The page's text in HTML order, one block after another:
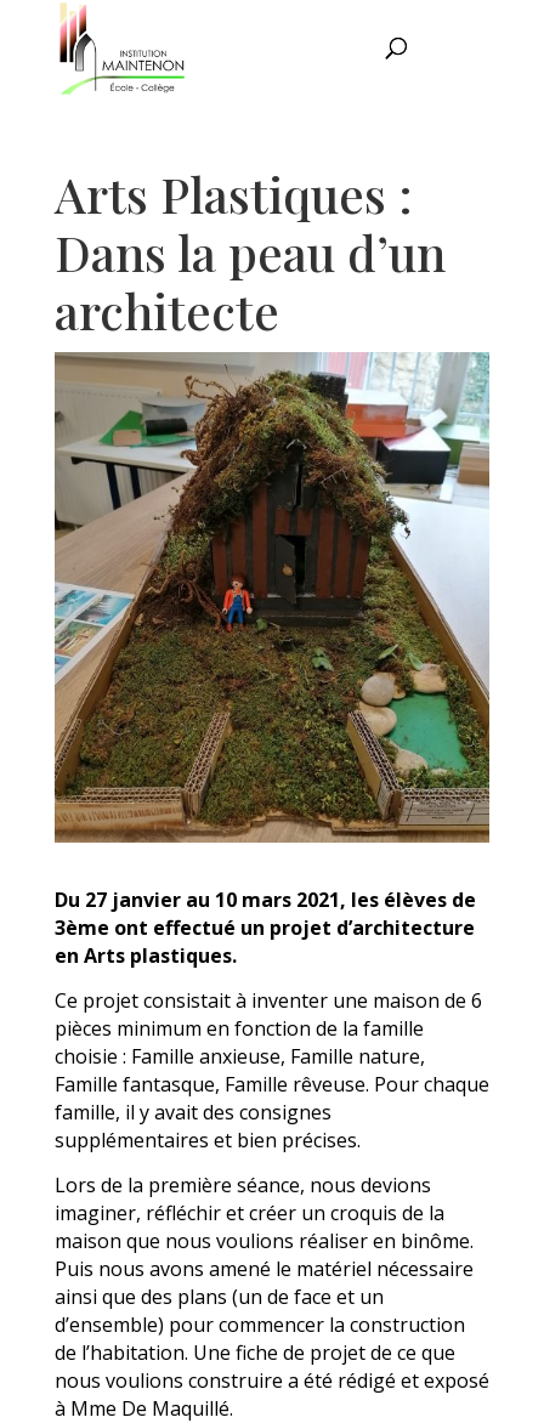
Arts Plastiques :
Dans la peau d’un
architecte
Du 27 janvier au 10 mars 2021, les élèves de
3ème ont effectué un projet d’architecture
en Arts plastiques.
Ce projet consistait à inventer une maison de 6
pièces minimum en fonction de la famille
choisie : Famille anxieuse, Famille nature,
Famille fantasque, Famille rêveuse. Pour chaque
famille, il y avait des consignes
supplémentaires et bien précises.
Lors de la première séance, nous devions
imaginer, réfléchir et créer un croquis de la
maison que nous voulions réaliser en binôme.
Puis nous avons amené le matériel nécessaire
ainsi que des plans (un de face et un
d’ensemble) pour commencer la construction
de l’habitation. Une fiche de projet de ce que
nous voulions construire a été rédigé et exposé
à Mme De Maquillé.